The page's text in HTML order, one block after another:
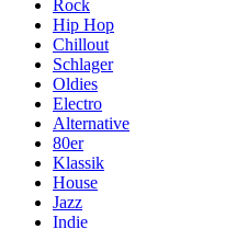
Rock
Hip Hop
Chillout
Schlager
Oldies
Electro
Alternative
80er
Klassik
House
Jazz
Indie